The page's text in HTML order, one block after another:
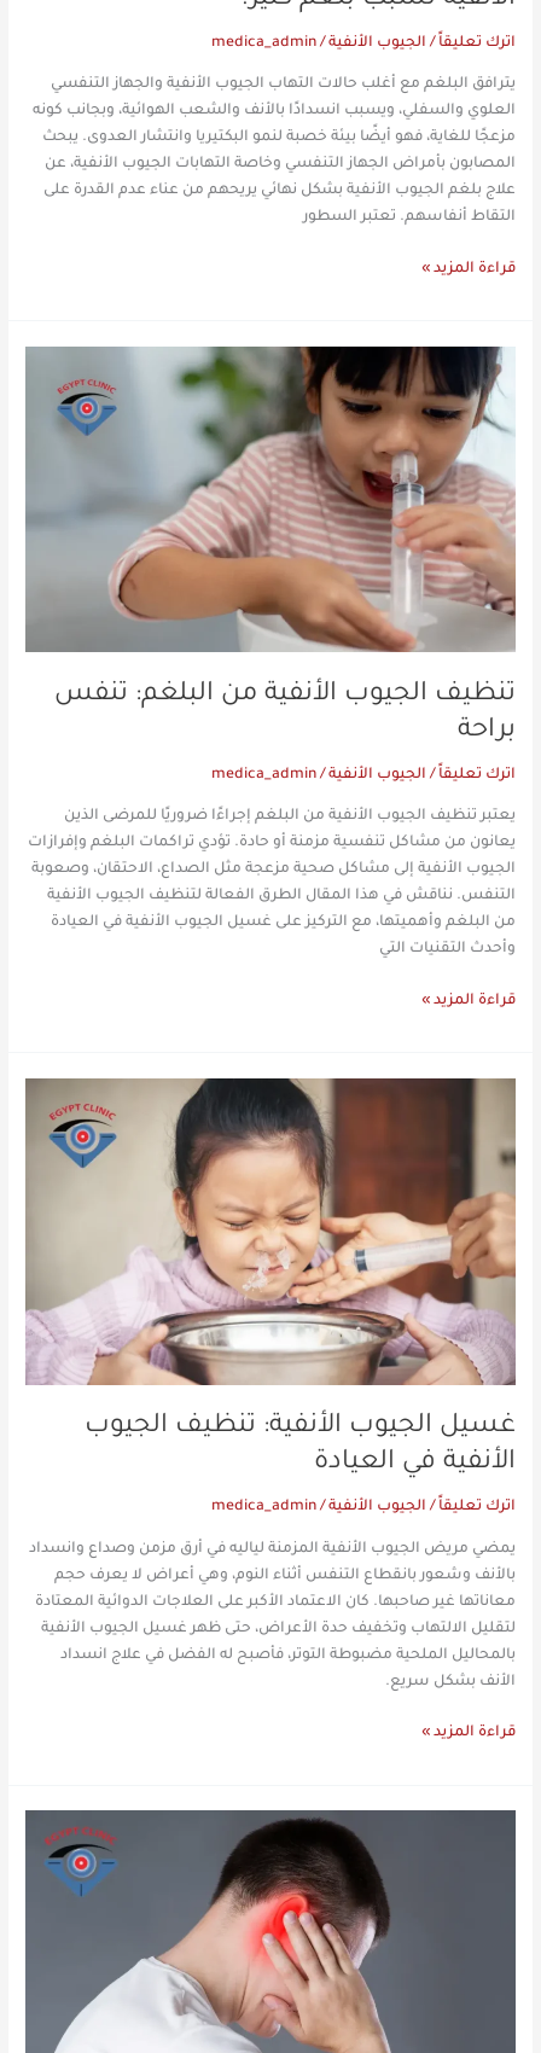
اترك تعليقاً / الجيوب الأنفية/
medica_admin
يترافق البلغم مع أغلب حالات التهاب الجيوب الأنفية والجهاز التنفسي
العلوي والسفلي، ويسبب انسدادًا بالأنف والشعب الهوائية، وبجانب كونه
مزعجًا للغاية، فهو أيضًا بيئة خصبة لنمو البكتيريا وانتشار العدوى. يبحث
المصابون بأمراض الجهاز التنفسي وخاصة التهابات الجيوب الأنفية، عن
علاج بلغم الجيوب الأنفية بشكل نهائي يريحهم من عناء عدم القدرة على
التقاط أنفاسهم. تعتبر السطور
قراءة المزيد »
تنظيف الجيوب الأنفية من البلغم: تنفس
براحة
اترك تعليقاً / الجيوب الأنفية/
medica_admin
يعتبر تنظيف الجيوب الأنفية من البلغم إجراءًا ضروريًا للمرضى الذين
يعانون من مشاكل تنفسية مزمنة أو حادة. تؤدي تراكمات البلغم وإفرازات
الجيوب الأنفية إلى مشاكل صحية مزعجة مثل الصداع، الاحتقان، وصعوبة
التنفس. نناقش في هذا المقال الطرق الفعالة لتنظيف الجيوب الأنفية
من البلغم وأهميتها، مع التركيز على غسيل الجيوب الأنفية في العيادة
وأحدث التقنيات التي
تنظيف
الجيوب
الأنفية
من
البلغم:
تنفس
براحة
قراءة المزيد »
غسيل الجيوب الأنفية: تنظيف الجيوب
الأنفية في العيادة
اترك تعليقاً / الجيوب الأنفية /
medica_admin
يمضي مريض الجيوب الأنفية المزمنة لياليه في أرق مزمن وصداع وانسداد
بالأنف وشعور بانقطاع التنفس أثناء النوم، وهي أعراض لا يعرف حجم
معاناتها غير صاحبها. كان الاعتماد الأكبر على العلاجات الدوائية المعتادة
لتقليل الالتهاب وتخفيف حدة الأعراض، حتى ظهر غسيل الجيوب الأنفية
بالمحاليل الملحية مضبوطة التوتر، فأصبح له الفضل في علاج انسداد
الأنف بشكل سريع.
تنظيف
الجيوب
الأنفية
العيادة
قراءة المزيد »